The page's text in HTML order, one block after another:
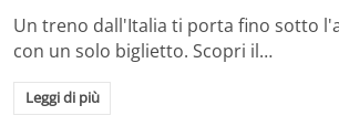
Un treno dall'Italia ti porta fino sotto
con un solo biglietto. Scopri il…
Leggi di più